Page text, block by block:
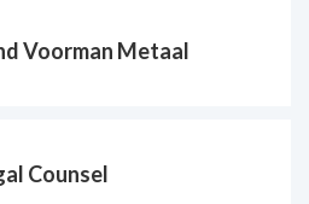
Voorman Metaal
Counsel